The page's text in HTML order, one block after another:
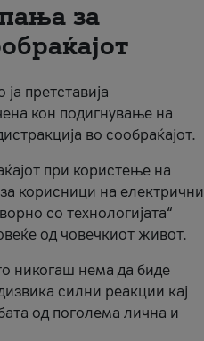
за
претставија
кон подигнување на
во сообраќајот.
при користење на
корисници на електрични
со технологијата“
од човечкиот живот.
никогаш нема да биде
силни реакции кај
од поголема лична и